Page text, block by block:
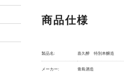
商品仕様
製品名: 喜久醉 特別本醸造
メーカー: 青島酒造